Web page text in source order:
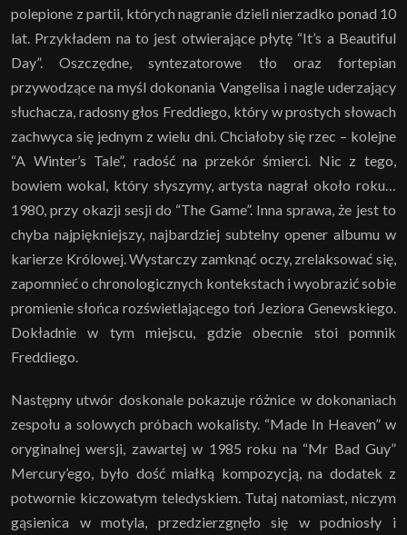
polepione z partii, których nagranie dzieli nierzadko ponad 10
lat. Przykładem na to jest otwierające płytę “It’s a Beautiful
Day”. Oszczędne, syntezatorowe tło oraz fortepian
przywodzące na myśl dokonania Vangelisa i nagle uderzający
słuchacza, radosny głos Freddiego, który w prostych słowach
zachwyca się jednym z wielu dni. Chciałoby się rzec – kolejne
“A Winter’s Tale”, radość na przekór śmierci. Nic z tego,
bowiem wokal, który słyszymy, artysta nagrał około roku…
1980, przy okazji sesji do “The Game”. Inna sprawa, że jest to
chyba najpiękniejszy, najbardziej subtelny opener albumu w
karierze Królowej. Wystarczy zamknąć oczy, zrelaksować się,
zapomnieć o chronologicznych kontekstach i wyobrazić sobie
promienie słońca rozświetlającego toń Jeziora Genewskiego.
Dokładnie w tym miejscu, gdzie obecnie stoi pomnik
Freddiego.
Następny utwór doskonale pokazuje różnice w dokonaniach
zespołu a solowych próbach wokalisty. “Made In Heaven” w
oryginalnej wersji, zawartej w 1985 roku na “Mr Bad Guy”
Mercury’ego, było dość miałką kompozycją, na dodatek z
potwornie kiczowatym teledyskiem. Tutaj natomiast, niczym
gąsienica w motyla, przedzierzgnęło się w podniosły i